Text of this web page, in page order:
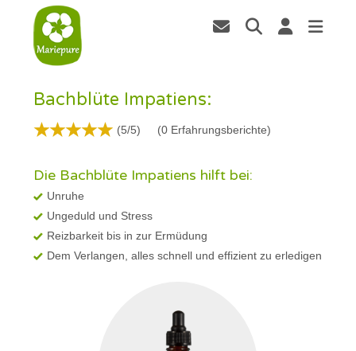
Bachblüte Impatiens:
(5/5) (0 Erfahrungsberichte)
Die Bachblüte Impatiens hilft bei:
Unruhe
Ungeduld und Stress
Reizbarkeit bis in zur Ermüdung
Dem Verlangen, alles schnell und effizient zu erledigen